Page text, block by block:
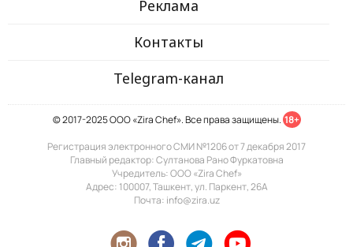
Реклама
Контакты
Telegram-канал
© 2017-2025 ООО «Zira Chef». Все права защищены. 18+
Регистрация электронного СМИ №1206 от 7 декабря 2017
Главный редактор: Султанова Рано Фуркатовна
Учредитель: ООО «Zira Chef»
Адрес: 100007, Ташкент, ул. Паркент, 26А
Почта: info@zira.uz